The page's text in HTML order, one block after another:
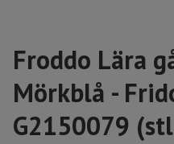
Froddo Lära
Mörkblå -
G2150079